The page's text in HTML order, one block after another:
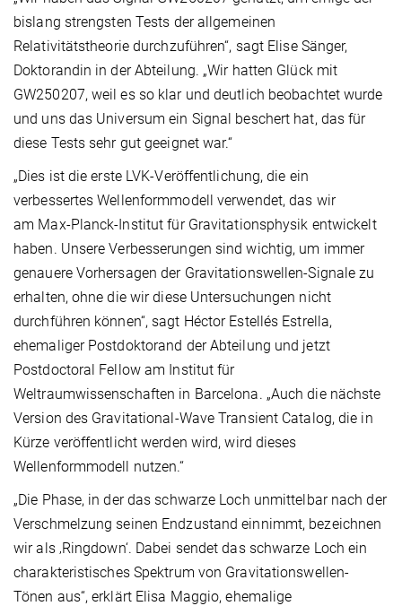
bislang strengsten Tests der allgemeinen
Relativitätstheorie durchzuführen“, sagt Elise Sänger,
Doktorandin in der Abteilung. „Wir hatten Glück mit
GW250207, weil es so klar und deutlich beobachtet wurde
und uns das Universum ein Signal beschert hat, das für
diese Tests sehr gut geeignet war.“
„Dies ist die erste LVK-Veröffentlichung, die ein
verbessertes Wellenformmodell verwendet, das wir
am Max-Planck-Institut für Gravitationsphysik entwickelt
haben. Unsere Verbesserungen sind wichtig, um immer
genauere Vorhersagen der Gravitationswellen-Signale zu
erhalten, ohne die wir diese Untersuchungen nicht
durchführen können“, sagt Héctor Estellés Estrella,
ehemaliger Postdoktorand der Abteilung und jetzt
Postdoctoral Fellow am Institut für
Weltraumwissenschaften in Barcelona. „Auch die nächste
Version des Gravitational-Wave Transient Catalog, die in
Kürze veröffentlicht werden wird, wird dieses
Wellenformmodell nutzen.“
„Die Phase, in der das schwarze Loch unmittelbar nach der
Verschmelzung seinen Endzustand einnimmt, bezeichnen
wir als ‚Ringdown‘. Dabei sendet das schwarze Loch ein
charakteristisches Spektrum von Gravitationswellen-
Tönen aus“, erklärt Elisa Maggio, ehemalige